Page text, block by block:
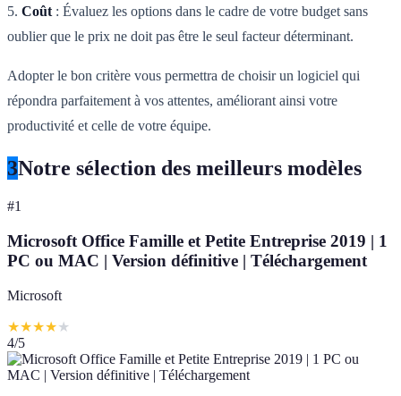
5. Coût : Évaluez les options dans le cadre de votre budget sans
oublier que le prix ne doit pas être le seul facteur déterminant.
Adopter le bon critère vous permettra de choisir un logiciel qui
répondra parfaitement à vos attentes, améliorant ainsi votre
productivité et celle de votre équipe.
3Notre sélection des meilleurs modèles
#1
Microsoft Office Famille et Petite Entreprise 2019 | 1
PC ou MAC | Version définitive | Téléchargement
Microsoft
★★★★★
4/5